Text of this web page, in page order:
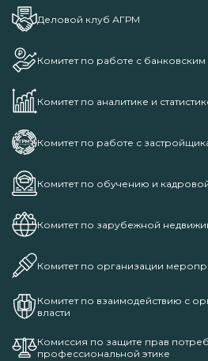
Деловой клуб АГРМ
Комитет по работе с
Комитет по аналитике и
Комитет по работе с
Комитет по обучению и
Комитет по зарубежной
Комитет по организации
Комитет по взаимодействию с
власти
Комиссия по защите прав
профессиональной этике